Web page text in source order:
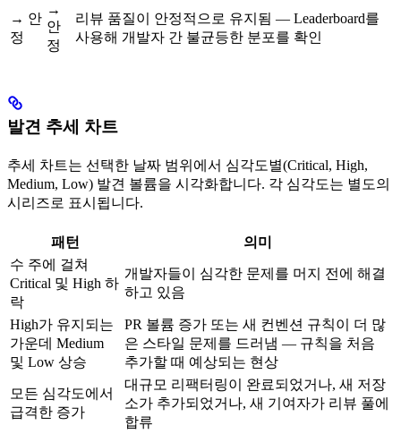
→ 안
정
→
안
정
리뷰 품질이 안정적으로 유지됨 — Leaderboard를
사용해 개발자 간 불균등한 분포를 확인
발견 추세 차트
추세 차트는 선택한 날짜 범위에서 심각도별(Critical, High,
Medium, Low) 발견 볼륨을 시각화합니다. 각 심각도는 별도의
시리즈로 표시됩니다.
패턴
의미
수 주에 걸쳐
Critical 및 High 하
락
개발자들이 심각한 문제를 머지 전에 해결
하고 있음
High가 유지되는
가운데 Medium
및 Low 상승
PR 볼륨 증가 또는 새 컨벤션 규칙이 더 많
은 스타일 문제를 드러냄 — 규칙을 처음
추가할 때 예상되는 현상
모든 심각도에서
급격한 증가
대규모 리팩터링이 완료되었거나, 새 저장
소가 추가되었거나, 새 기여자가 리뷰 풀에
합류